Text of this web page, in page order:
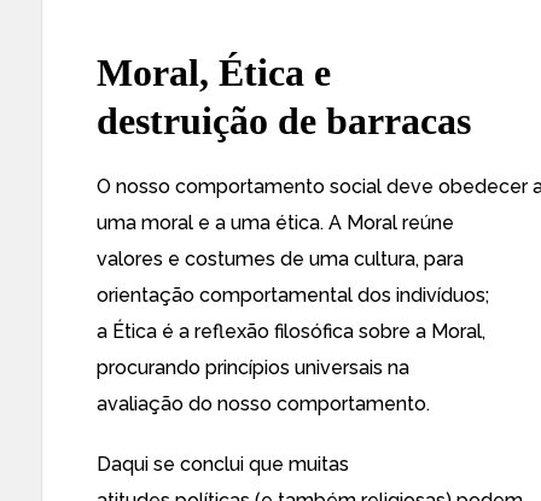
Moral, Ética e
destruição de barracas
O nosso comportamento social deve obedecer
uma moral e a uma ética. A Moral reúne
valores e costumes de uma cultura, para
orientação comportamental dos indivíduos;
a Ética é a reflexão filosófica sobre a Moral,
procurando princípios universais na
avaliação do nosso comportamento.
Daqui se conclui que muitas